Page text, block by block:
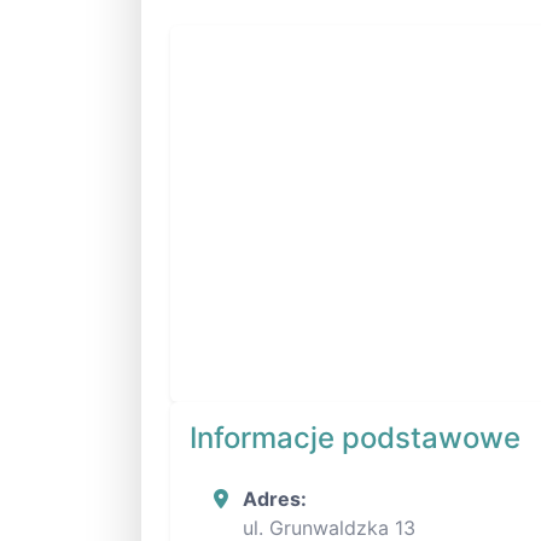
Informacje podstawowe
Adres:
ul. Grunwaldzka 13